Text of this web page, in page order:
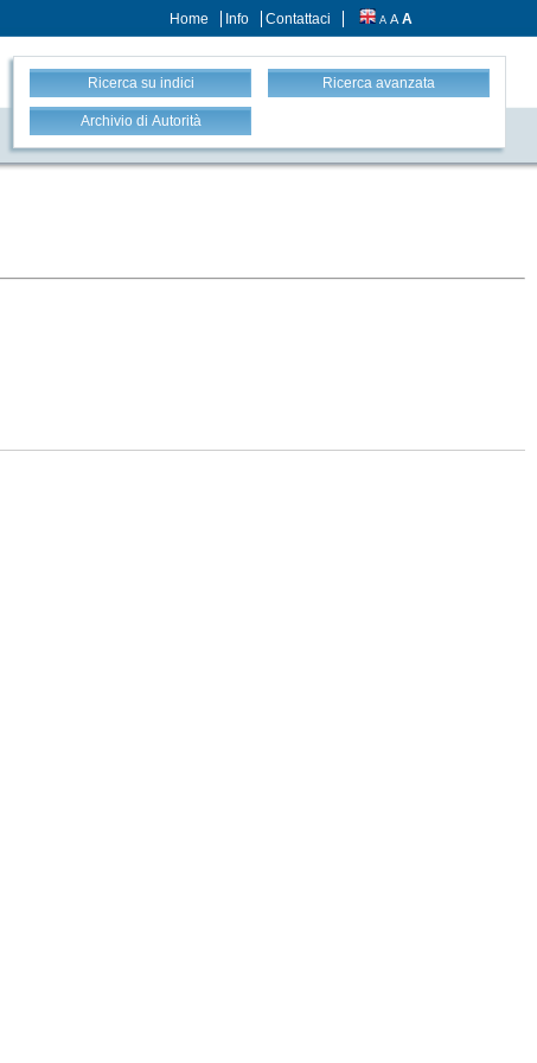
Home Info Contattaci A A A
Ricerca su indici Ricerca avanzata
Archivio di Autorità